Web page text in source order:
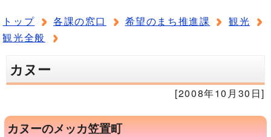
トップ 各課の窓口 希望のまち推進課
観光
観光全般
カヌー
[2008年10月30日]
カヌーのメッカ笠置町